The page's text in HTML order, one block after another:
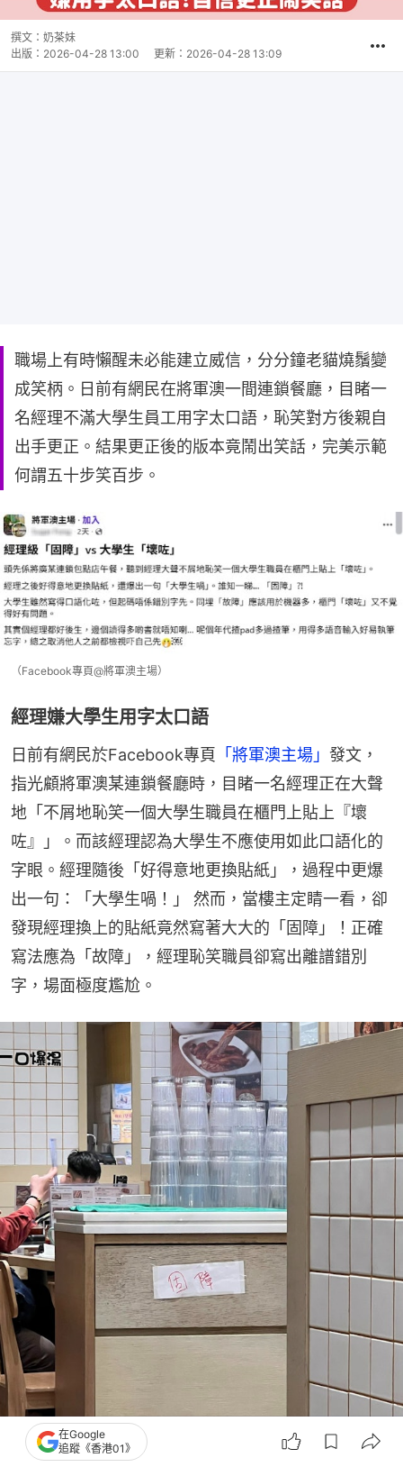
撰文： 奶茶妹
出版： 2026-04-28 13:00 更新： 2026-04-28 13:09
職場上有時懶醒未必能建立威信，分分鐘老貓燒鬚變
成笑柄。日前有網民在將軍澳一間連鎖餐廳，目睹一
名經理不滿大學生員工用字太口語，恥笑對方後親自
出手更正。結果更正後的版本竟鬧出笑話，完美示範
何謂五十步笑百步。
（Facebook專頁@將軍澳主場）
經理嫌大學生用字太口語
日前有網民於Facebook專頁 「將軍澳主場」 發文，
指光顧將軍澳某連鎖餐廳時，目睹一名經理正在大聲
地「不屑地恥笑一個大學生職員在櫃門上貼上『壞
咗』」。而該經理認為大學生不應使用如此口語化的
字眼。經理隨後「好得意地更換貼紙」，過程中更爆
出一句：「大學生喎！」 然而，當樓主定睛一看，卻
發現經理換上的貼紙竟然寫著大大的「固障」！正確
寫法應為「故障」，經理恥笑職員卻寫出離譜錯別
字，場面極度尷尬。
在Google
追蹤《香港01》